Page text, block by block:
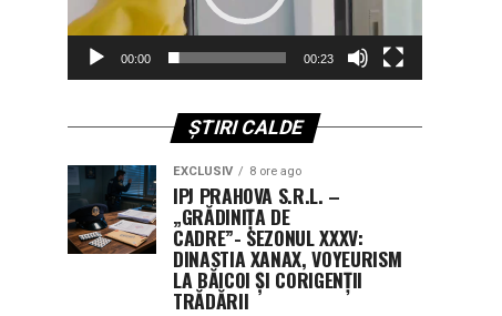
00:00 00:23
ȘTIRI CALDE
EXCLUSIV 8 ore ago
IPJ PRAHOVA S.R.L. –
„GRĂDINIȚA DE
CADRE”- SEZONUL XXXV:
DINASTIA XANAX, VOYEURISM
LA BĂICOI ȘI CORIGENȚII
TRĂDĂRII